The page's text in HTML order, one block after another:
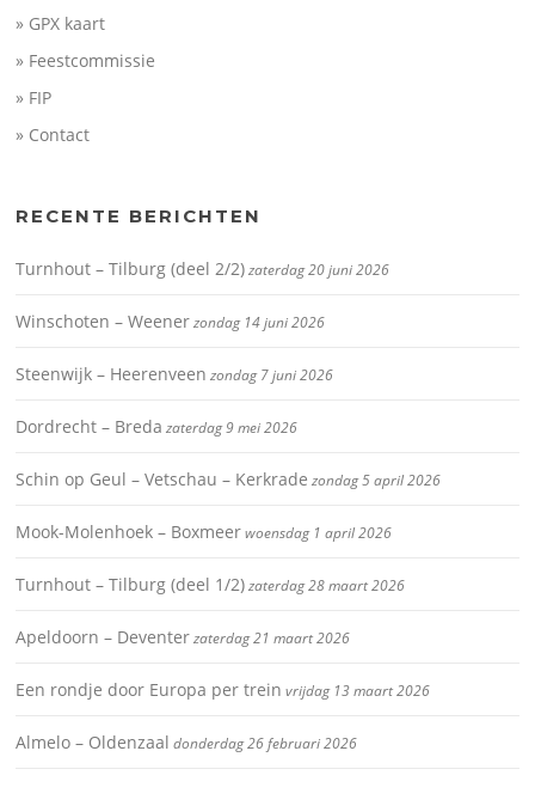
» GPX kaart
» Feestcommissie
» FIP
» Contact
RECENTE BERICHTEN
Turnhout – Tilburg (deel 2/2)zaterdag 20 juni 2026
Winschoten – Weenerzondag 14 juni 2026
Steenwijk – Heerenveen zondag 7 juni 2026
Dordrecht – Breda zaterdag 9 mei 2026
Schin op Geul – Vetschau – Kerkrade zondag 5 april 2026
Mook-Molenhoek – Boxmeerwoensdag 1 april 2026
Turnhout – Tilburg (deel 1/2)zaterdag 28 maart 2026
Apeldoorn – Deventerzaterdag 21 maart 2026
Een rondje door Europa per trein vrijdag 13 maart 2026
Almelo – Oldenzaal donderdag 26 februari 2026